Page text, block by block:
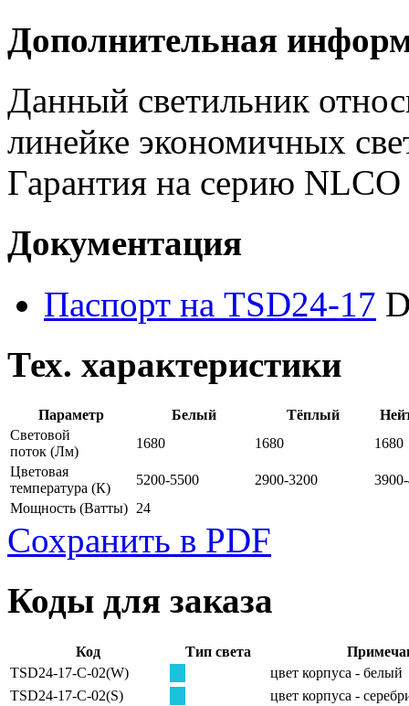
Дополнительная
Данный светильник
линейке экономичных
Гарантия на серию
Документация
Паспорт на TSD24-17
Тех. характеристики
Параметр Белый Тёплый
Световой
поток (Лм)
1680 1680
1680
Цветовая
температура (К)
5200-5500 2900-3200
Мощность (Ватты) 24
Сохранить в PDF
Коды для заказа
Код Тип света
TSD24-17-C-02(W)
цвет корпуса - белый
TSD24-17-C-02(S)
цвет корпуса -